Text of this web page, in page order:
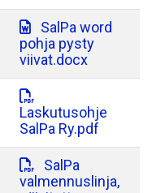
SalPa word
pohja pysty
viivat.docx
Laskutusohje
SalPa Ry.pdf
SalPa
valmennuslinja,